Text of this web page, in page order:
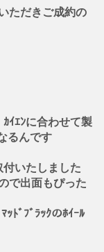
ただきご成約の
ｲｴﾝに合わせて製
るんです
付いたしました
で出面もぴった
ﾄﾞﾌﾞﾗｯｸのﾎｲｰﾙ